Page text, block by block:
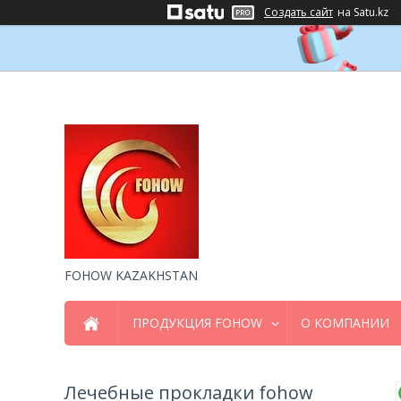
Создать сайт на Satu.kz
FOHOW KAZAKHSTAN
ПРОДУКЦИЯ FOHOW О КОМПАНИИ
Лечебные прокладки fohow